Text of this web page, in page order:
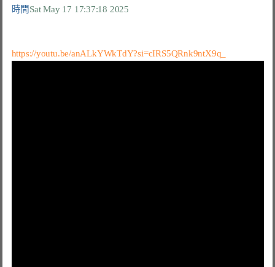
時間Sat May 17 17:37:18 2025
https://youtu.be/anALkYWkTdY?si=cIRS5QRnk9ntX9q_